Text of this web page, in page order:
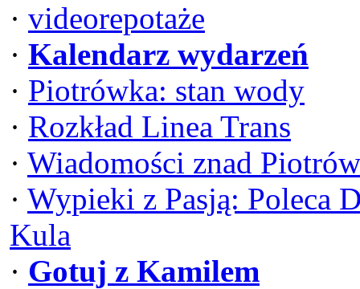
· videorepotaże
· Kalendarz wydarzeń
· Piotrówka: stan wody
· Rozkład Linea Trans
· Wiadomości znad
· Wypieki z Pasją: Poleca
Kula
· Gotuj z Kamilem